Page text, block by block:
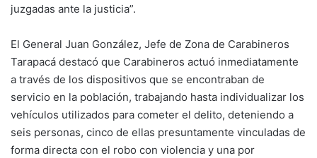
juzgadas ante la justicia”.
El General Juan González, Jefe de Zona de Carabineros
Tarapacá destacó que Carabineros actuó inmediatamente
a través de los dispositivos que se encontraban de
servicio en la población, trabajando hasta individualizar los
vehículos utilizados para cometer el delito, deteniendo a
seis personas, cinco de ellas presuntamente vinculadas de
forma directa con el robo con violencia y una por